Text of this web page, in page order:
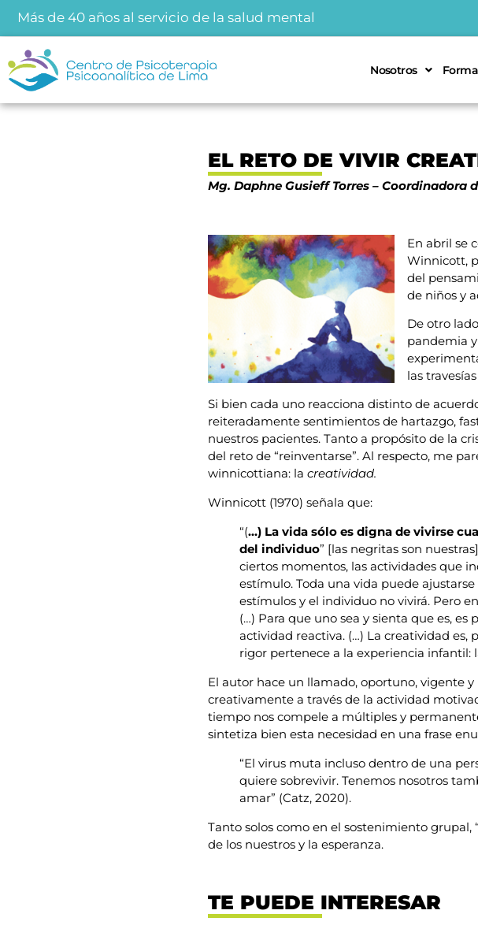
Más de 40 años al servicio de la salud mental
Nosotros
EL RETO DE VIVIR
Mg. Daphne GusieffTorres – Coordinadora
En abril se
Winnicott,
del
de niños y
De otro
pandemia
las
Si bien cada uno reacciona distinto de
reiteradamente sentimientos de hartazgo,
nuestros pacientes. Tanto a propósito de la
del reto de “reinventarse”. Al respecto, me
winnicottiana: la creatividad.
Winnicott (1970) señala que:
“(…) La vida sólo es digna de vivirse
del individuo” [las negritas son
ciertos momentos, las actividades que
estímulo. Toda una vida puede
estímulos y el individuo no vivirá. Pero
(…) Para que uno sea y sienta que es,
actividad reactiva. (…) La creatividad es,
rigor pertenece a la experiencia infantil:
El autor hace un llamado, oportuno, vigente
creativamente a través de la actividad
tiempo nos compele a múltiples y
sintetiza bien esta necesidad en una frase
“El virus muta incluso dentro de una
quiere sobrevivir. Tenemos nosotros
amar” (Catz, 2020).
Tanto solos como en el sostenimiento grupal,
de los nuestros y la esperanza.
TE PUEDE INTERESAR